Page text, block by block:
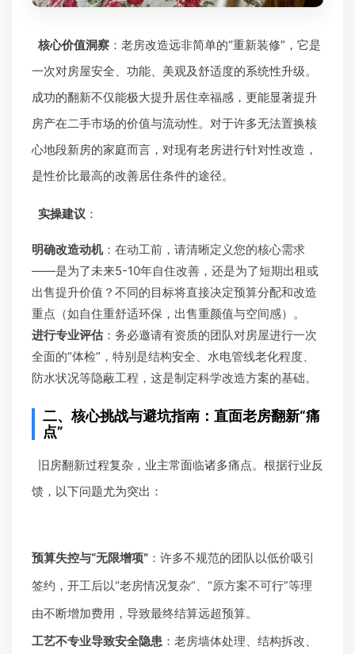
核心价值洞察：老房改造远非简单的“重新装修”，它是
一次对房屋安全、功能、美观及舒适度的系统性升级。
成功的翻新不仅能极大提升居住幸福感，更能显著提升
房产在二手市场的价值与流动性。对于许多无法置换核
心地段新房的家庭而言，对现有老房进行针对性改造，
是性价比最高的改善居住条件的途径。
实操建议 ：
明确改造动机：在动工前，请清晰定义您的核心需求
——是为了未来5-10年自住改善，还是为了短期出租或
出售提升价值？不同的目标将直接决定预算分配和改造
重点（如自住重舒适环保，出售重颜值与空间感）。
进行专业评估 ：务必邀请有资质的团队对房屋进行一次
全面的“体检”，特别是结构安全、水电管线老化程度、
防水状况等隐蔽工程，这是制定科学改造方案的基础。
二、核心挑战与避坑指南：直面老房翻新“痛
点”
旧房翻新过程复杂，业主常面临诸多痛点。根据行业反
馈，以下问题尤为突出：
预算失控与“无限增项” ：许多不规范的团队以低价吸引
签约，开工后以“老房情况复杂”、“原方案不可行”等理
由不断增加费用，导致最终结算远超预算。
工艺不专业导致安全隐患 ：老房墙体处理、结构拆改、